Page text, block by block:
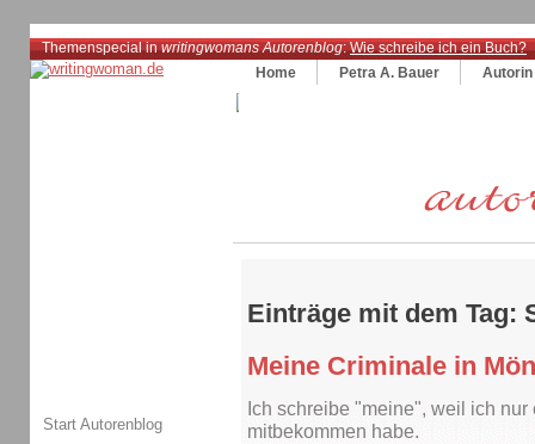
Themenspecial inwritingwomans Autorenblog:Wie schreibe ich ein Buch?
Home
Petra A. Bauer Autorin
Einträge mit dem Tag:
Meine Criminale in
Ich schreibe "meine", weil ich
mitbekommen habe.
Start Autorenblog